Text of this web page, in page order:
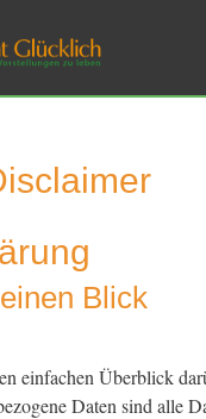
Blick
einfachen Überblick
Daten sind